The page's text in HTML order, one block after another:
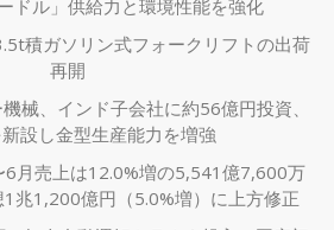
ドル」供給力と環境性能を強化
積ガソリン式フォークリフトの出荷
再開
械、インド子会社に約56億円投資、
設し金型生産能力を増強
月売上は12.0%増の5,541億7,600万
兆1,200億円（5.0%増）に上方修正